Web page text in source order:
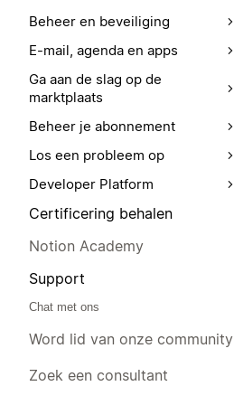
Beheer en beveiliging
E-mail, agenda en apps
Ga aan de slag op de
marktplaats
Beheer je abonnement
Los een probleem op
Developer Platform
Certificering behalen
Notion Academy
Support
Chat met ons
Word lid van onze community
Zoek een consultant